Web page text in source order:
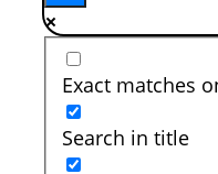
Exact matches
Search in title